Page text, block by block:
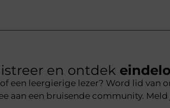
en ontdek
een leergierige lezer? Word lid
aan een bruisende community.